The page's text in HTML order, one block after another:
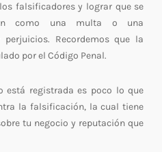
falsificadores y lograr que se
como una multa o una
Recordemos que la
por el Código Penal.
está registrada es poco lo que
la falsificación, la cual tiene
tu negocio y reputación que